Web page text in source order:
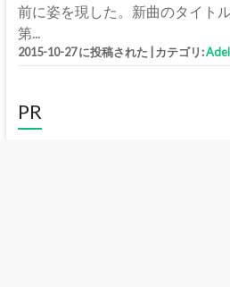
前に姿を現した。新曲のタイト
第...
2015-10-27 に投稿された カテゴリ:
PR